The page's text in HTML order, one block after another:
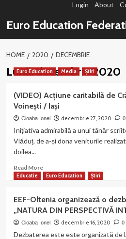
conținut
Login About
Euro Education
HOME 2020 DECEMBRIE
Lună:decembrie 2020
Euro Education Media Știri
(VIDEO) Acțiune caritabilă de
Voinești / Iași
Cioaba Ionel decembrie 27, 2020 0
Inițiativa admirabilă a unui tânăr
Vlăduț, de a-și dona veniturile
doilea...
Read MoreRead
more
Acțiune
caritabilă
de
Educatie Euro Education Știri
EEF-Oltenia organizează o
„NATURA DIN PERSPECTIVĂ
Cioaba Ionel decembrie 16, 2020 0
Dezbaterea este este organizată de